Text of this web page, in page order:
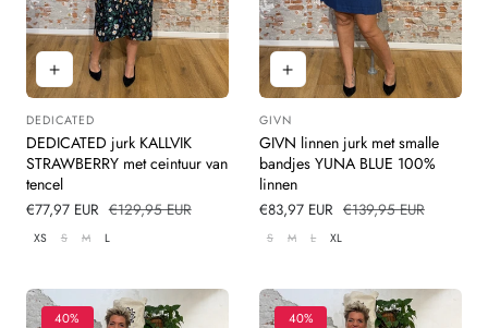
Leverancier:
DEDICATED
DEDICATED jurk KALLVIK
STRAWBERRY met ceintuur van
tencel
Verkoopprijs
€77,97 EUR Normale
€129,95 EUR
XS S M L
Leverancier:
GIVN
GIVN linnen jurk met smalle
bandjes YUNA BLUE 100%
linnen
Verkoopprijs
€83,97 EUR Normale
€139,95 EUR
S M L XL
40% 40%